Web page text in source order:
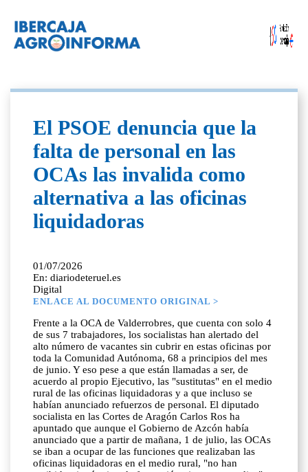
El PSOE denuncia que la
falta de personal en las
OCAs las invalida como
alternativa a las oficinas
liquidadoras
01/07/2026
En: diariodeteruel.es
Digital
ENLACE AL DOCUMENTO ORIGINAL >
Frente a la OCA de Valderrobres, que cuenta con solo 4
de sus 7 trabajadores, los socialistas han alertado del
alto número de vacantes sin cubrir en estas oficinas por
toda la Comunidad Autónoma, 68 a principios del mes
de junio. Y eso pese a que están llamadas a ser, de
acuerdo al propio Ejecutivo, las "sustitutas" en el medio
rural de las oficinas liquidadoras y a que incluso se
habían anunciado refuerzos de personal. El diputado
socialista en las Cortes de Aragón Carlos Ros ha
apuntado que aunque el Gobierno de Azcón había
anunciado que a partir de mañana, 1 de julio, las OCAs
se iban a ocupar de las funciones que realizaban las
oficinas liquidadoras en el medio rural, "no han